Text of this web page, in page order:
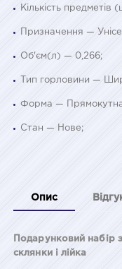
Кількість предметів
Призначення —
Об'єм(л) — 0,266;
Тип горловини —
Форма —
Стан — Нове;
Опис
Подарунковий набір
склянки і лійка